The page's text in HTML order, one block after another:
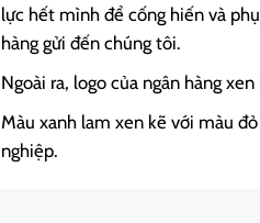
lực hết mình để cống hiến và
hàng gửi đến chúng tôi.
Ngoài ra, logo của ngân hàng
Màu xanh lam xen kẽ với màu
nghiệp.